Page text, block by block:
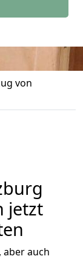
von
jetzt
aber auch